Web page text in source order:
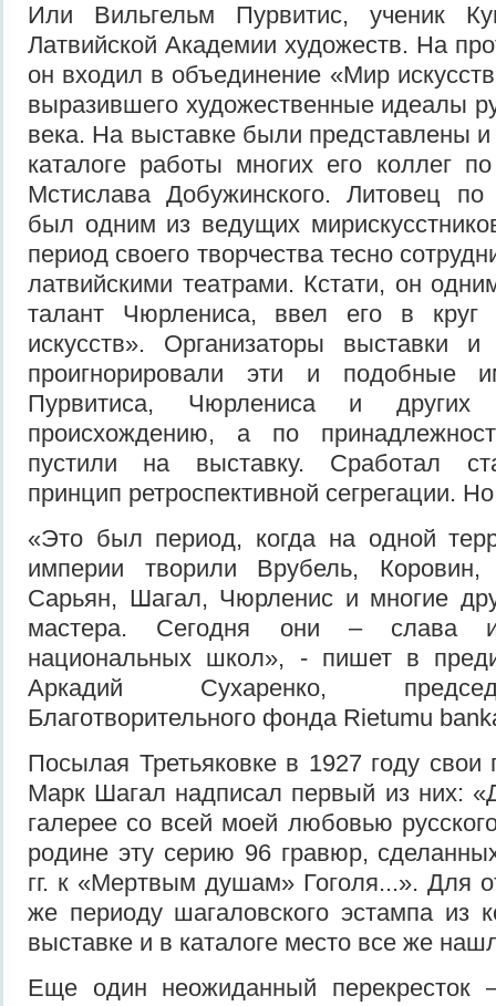
Или Вильгельм Пурвитис, ученик
Латвийской Академии художеств. На
он входил в объединение «Мир
выразившего художественные идеалы
века. На выставке были представлены
каталоге работы многих его коллег
Мстислава Добужинского. Литовец по
был одним из ведущих
период своего творчества тесно
латвийскими театрами. Кстати, он
талант Чюрлениса, ввел его в круг
искусств». Организаторы выставки и
проигнорировали эти и подобные
Пурвитиса, Чюрлениса и
происхождению, а по
пустили на выставку. Сработал
принцип ретроспективной сегрегации.
«Это был период, когда на одной
империи творили Врубель, Коровин,
Сарьян, Шагал, Чюрленис и многие
мастера. Сегодня они – слава и
национальных школ», - пишет в
Аркадий Сухаренко,
Благотворительного фонда Rietumu
Посылая Третьяковке в 1927 году свои
Марк Шагал надписал первый из них:
галерее со всей моей любовью
родине эту серию 96 гравюр,
гг. к «Мертвым душам» Гоголя...». Для
же периоду шагаловского эстампа из
выставке и в каталоге место все же
Еще один неожиданный перекресток